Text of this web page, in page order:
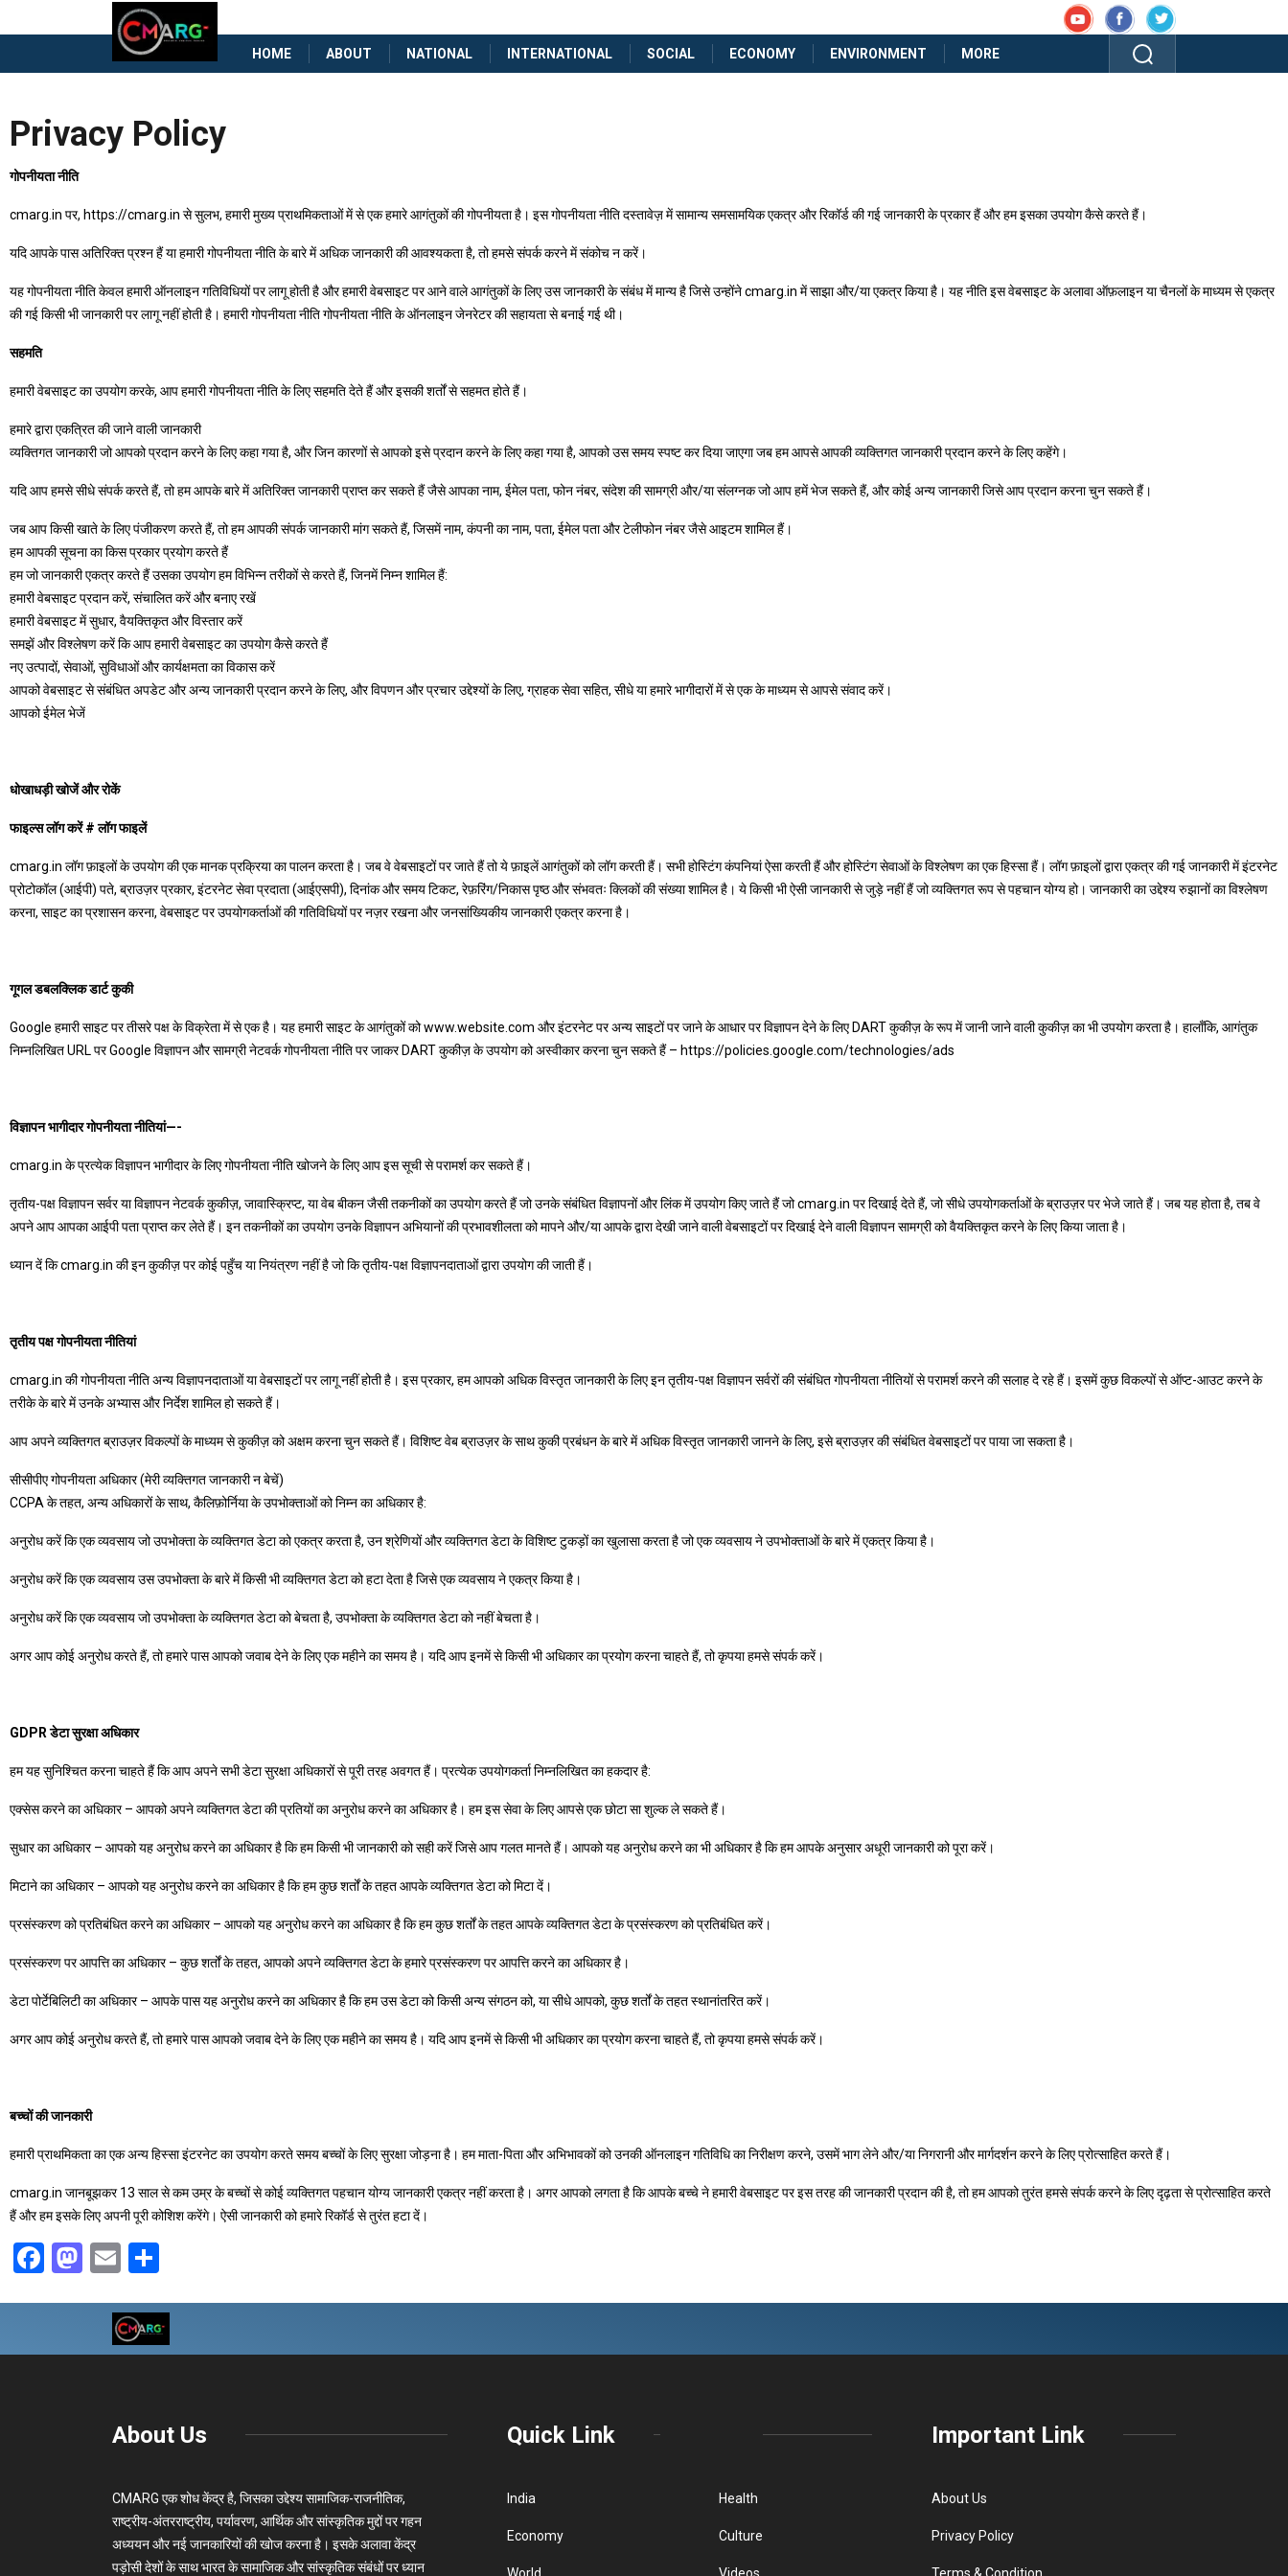
HOME ABOUT NATIONAL INTERNATIONAL SOCIAL ECONOMY ENVIRONMENT MORE
Privacy Policy
गोपनीयता नीति
cmarg.in पर, https://cmarg.in से सुलभ, हमारी मुख्य प्राथमिकताओं में से एक हमारे आगंतुकों की गोपनीयता है। इस गोपनीयता नीति दस्तावेज़ में सामान्य समसामयिक एकत्र और रिकॉर्ड की गई जानकारी के प्रकार हैं और हम इसका उपयोग कैसे करते हैं।
यदि आपके पास अतिरिक्त प्रश्न हैं या हमारी गोपनीयता नीति के बारे में अधिक जानकारी की आवश्यकता है, तो हमसे संपर्क करने में संकोच न करें।
यह गोपनीयता नीति केवल हमारी ऑनलाइन गतिविधियों पर लागू होती है और हमारी वेबसाइट पर आने वाले आगंतुकों के लिए उस जानकारी के संबंध में मान्य है जिसे उन्होंने cmarg.in में साझा और/या एकत्र किया है। यह नीति इस वेबसाइट के अलावा ऑफ़लाइन या चैनलों के माध्यम से एकत्र
की गई किसी भी जानकारी पर लागू नहीं होती है। हमारी गोपनीयता नीति गोपनीयता नीति के ऑनलाइन जेनरेटर की सहायता से बनाई गई थी।
सहमति
हमारी वेबसाइट का उपयोग करके, आप हमारी गोपनीयता नीति के लिए सहमति देते हैं और इसकी शर्तों से सहमत होते हैं।
हमारे द्वारा एकत्रित की जाने वाली जानकारी
व्यक्तिगत जानकारी जो आपको प्रदान करने के लिए कहा गया है, और जिन कारणों से आपको इसे प्रदान करने के लिए कहा गया है, आपको उस समय स्पष्ट कर दिया जाएगा जब हम आपसे आपकी व्यक्तिगत जानकारी प्रदान करने के लिए कहेंगे।
यदि आप हमसे सीधे संपर्क करते हैं, तो हम आपके बारे में अतिरिक्त जानकारी प्राप्त कर सकते हैं जैसे आपका नाम, ईमेल पता, फोन नंबर, संदेश की सामग्री और/या संलग्नक जो आप हमें भेज सकते हैं, और कोई अन्य जानकारी जिसे आप प्रदान करना चुन सकते हैं।
जब आप किसी खाते के लिए पंजीकरण करते हैं, तो हम आपकी संपर्क जानकारी मांग सकते हैं, जिसमें नाम, कंपनी का नाम, पता, ईमेल पता और टेलीफोन नंबर जैसे आइटम शामिल हैं।
हम आपकी सूचना का किस प्रकार प्रयोग करते हैं
हम जो जानकारी एकत्र करते हैं उसका उपयोग हम विभिन्न तरीकों से करते हैं, जिनमें निम्न शामिल हैं:
हमारी वेबसाइट प्रदान करें, संचालित करें और बनाए रखें
हमारी वेबसाइट में सुधार, वैयक्तिकृत और विस्तार करें
समझें और विश्लेषण करें कि आप हमारी वेबसाइट का उपयोग कैसे करते हैं
नए उत्पादों, सेवाओं, सुविधाओं और कार्यक्षमता का विकास करें
आपको वेबसाइट से संबंधित अपडेट और अन्य जानकारी प्रदान करने के लिए, और विपणन और प्रचार उद्देश्यों के लिए, ग्राहक सेवा सहित, सीधे या हमारे भागीदारों में से एक के माध्यम से आपसे संवाद करें।
आपको ईमेल भेजें
धोखाधड़ी खोजें और रोकें
फाइल्स लॉग करें # लॉग फाइलें
cmarg.in लॉग फ़ाइलों के उपयोग की एक मानक प्रक्रिया का पालन करता है। जब वे वेबसाइटों पर जाते हैं तो ये फ़ाइलें आगंतुकों को लॉग करती हैं। सभी होस्टिंग कंपनियां ऐसा करती हैं और होस्टिंग सेवाओं के विश्लेषण का एक हिस्सा हैं। लॉग फ़ाइलों द्वारा एकत्र की गई जानकारी में इंटरनेट
प्रोटोकॉल (आईपी) पते, ब्राउज़र प्रकार, इंटरनेट सेवा प्रदाता (आईएसपी), दिनांक और समय टिकट, रेफ़रिंग/निकास पृष्ठ और संभवतः क्लिकों की संख्या शामिल है। ये किसी भी ऐसी जानकारी से जुड़े नहीं हैं जो व्यक्तिगत रूप से पहचान योग्य हो। जानकारी का उद्देश्य रुझानों का विश्लेषण
करना, साइट का प्रशासन करना, वेबसाइट पर उपयोगकर्ताओं की गतिविधियों पर नज़र रखना और जनसांख्यिकीय जानकारी एकत्र करना है।
गूगल डबलक्लिक डार्ट कुकी
Google हमारी साइट पर तीसरे पक्ष के विक्रेता में से एक है। यह हमारी साइट के आगंतुकों को www.website.com और इंटरनेट पर अन्य साइटों पर जाने के आधार पर विज्ञापन देने के लिए DART कुकीज़ के रूप में जानी जाने वाली कुकीज़ का भी उपयोग करता है। हालाँकि, आगंतुक
निम्नलिखित URL पर Google विज्ञापन और सामग्री नेटवर्क गोपनीयता नीति पर जाकर DART कुकीज़ के उपयोग को अस्वीकार करना चुन सकते हैं – https://policies.google.com/technologies/ads
विज्ञापन भागीदार गोपनीयता नीतियां—-
cmarg.in के प्रत्येक विज्ञापन भागीदार के लिए गोपनीयता नीति खोजने के लिए आप इस सूची से परामर्श कर सकते हैं।
तृतीय-पक्ष विज्ञापन सर्वर या विज्ञापन नेटवर्क कुकीज़, जावास्क्रिप्ट, या वेब बीकन जैसी तकनीकों का उपयोग करते हैं जो उनके संबंधित विज्ञापनों और लिंक में उपयोग किए जाते हैं जो cmarg.in पर दिखाई देते हैं, जो सीधे उपयोगकर्ताओं के ब्राउज़र पर भेजे जाते हैं। जब यह होता है, तब वे
अपने आप आपका आईपी पता प्राप्त कर लेते हैं। इन तकनीकों का उपयोग उनके विज्ञापन अभियानों की प्रभावशीलता को मापने और/या आपके द्वारा देखी जाने वाली वेबसाइटों पर दिखाई देने वाली विज्ञापन सामग्री को वैयक्तिकृत करने के लिए किया जाता है।
ध्यान दें कि cmarg.in की इन कुकीज़ पर कोई पहुँच या नियंत्रण नहीं है जो कि तृतीय-पक्ष विज्ञापनदाताओं द्वारा उपयोग की जाती हैं।
तृतीय पक्ष गोपनीयता नीतियां
cmarg.in की गोपनीयता नीति अन्य विज्ञापनदाताओं या वेबसाइटों पर लागू नहीं होती है। इस प्रकार, हम आपको अधिक विस्तृत जानकारी के लिए इन तृतीय-पक्ष विज्ञापन सर्वरों की संबंधित गोपनीयता नीतियों से परामर्श करने की सलाह दे रहे हैं। इसमें कुछ विकल्पों से ऑप्ट-आउट करने के
तरीके के बारे में उनके अभ्यास और निर्देश शामिल हो सकते हैं।
आप अपने व्यक्तिगत ब्राउज़र विकल्पों के माध्यम से कुकीज़ को अक्षम करना चुन सकते हैं। विशिष्ट वेब ब्राउज़र के साथ कुकी प्रबंधन के बारे में अधिक विस्तृत जानकारी जानने के लिए, इसे ब्राउज़र की संबंधित वेबसाइटों पर पाया जा सकता है।
सीसीपीए गोपनीयता अधिकार (मेरी व्यक्तिगत जानकारी न बेचें)
CCPA के तहत, अन्य अधिकारों के साथ, कैलिफ़ोर्निया के उपभोक्ताओं को निम्न का अधिकार है:
अनुरोध करें कि एक व्यवसाय जो उपभोक्ता के व्यक्तिगत डेटा को एकत्र करता है, उन श्रेणियों और व्यक्तिगत डेटा के विशिष्ट टुकड़ों का खुलासा करता है जो एक व्यवसाय ने उपभोक्ताओं के बारे में एकत्र किया है।
अनुरोध करें कि एक व्यवसाय उस उपभोक्ता के बारे में किसी भी व्यक्तिगत डेटा को हटा देता है जिसे एक व्यवसाय ने एकत्र किया है।
अनुरोध करें कि एक व्यवसाय जो उपभोक्ता के व्यक्तिगत डेटा को बेचता है, उपभोक्ता के व्यक्तिगत डेटा को नहीं बेचता है।
अगर आप कोई अनुरोध करते हैं, तो हमारे पास आपको जवाब देने के लिए एक महीने का समय है। यदि आप इनमें से किसी भी अधिकार का प्रयोग करना चाहते हैं, तो कृपया हमसे संपर्क करें।
GDPR डेटा सुरक्षा अधिकार
हम यह सुनिश्चित करना चाहते हैं कि आप अपने सभी डेटा सुरक्षा अधिकारों से पूरी तरह अवगत हैं। प्रत्येक उपयोगकर्ता निम्नलिखित का हकदार है:
एक्सेस करने का अधिकार – आपको अपने व्यक्तिगत डेटा की प्रतियों का अनुरोध करने का अधिकार है। हम इस सेवा के लिए आपसे एक छोटा सा शुल्क ले सकते हैं।
सुधार का अधिकार – आपको यह अनुरोध करने का अधिकार है कि हम किसी भी जानकारी को सही करें जिसे आप गलत मानते हैं। आपको यह अनुरोध करने का भी अधिकार है कि हम आपके अनुसार अधूरी जानकारी को पूरा करें।
मिटाने का अधिकार – आपको यह अनुरोध करने का अधिकार है कि हम कुछ शर्तों के तहत आपके व्यक्तिगत डेटा को मिटा दें।
प्रसंस्करण को प्रतिबंधित करने का अधिकार – आपको यह अनुरोध करने का अधिकार है कि हम कुछ शर्तों के तहत आपके व्यक्तिगत डेटा के प्रसंस्करण को प्रतिबंधित करें।
प्रसंस्करण पर आपत्ति का अधिकार – कुछ शर्तों के तहत, आपको अपने व्यक्तिगत डेटा के हमारे प्रसंस्करण पर आपत्ति करने का अधिकार है।
डेटा पोर्टेबिलिटी का अधिकार – आपके पास यह अनुरोध करने का अधिकार है कि हम उस डेटा को किसी अन्य संगठन को, या सीधे आपको, कुछ शर्तों के तहत स्थानांतरित करें।
अगर आप कोई अनुरोध करते हैं, तो हमारे पास आपको जवाब देने के लिए एक महीने का समय है। यदि आप इनमें से किसी भी अधिकार का प्रयोग करना चाहते हैं, तो कृपया हमसे संपर्क करें।
बच्चों की जानकारी
हमारी प्राथमिकता का एक अन्य हिस्सा इंटरनेट का उपयोग करते समय बच्चों के लिए सुरक्षा जोड़ना है। हम माता-पिता और अभिभावकों को उनकी ऑनलाइन गतिविधि का निरीक्षण करने, उसमें भाग लेने और/या निगरानी और मार्गदर्शन करने के लिए प्रोत्साहित करते हैं।
cmarg.in जानबूझकर 13 साल से कम उम्र के बच्चों से कोई व्यक्तिगत पहचान योग्य जानकारी एकत्र नहीं करता है। अगर आपको लगता है कि आपके बच्चे ने हमारी वेबसाइट पर इस तरह की जानकारी प्रदान की है, तो हम आपको तुरंत हमसे संपर्क करने के लिए दृढ़ता से प्रोत्साहित करते
हैं और हम इसके लिए अपनी पूरी कोशिश करेंगे। ऐसी जानकारी को हमारे रिकॉर्ड से तुरंत हटा दें।
Facebook
Mastodon
Email
About Us
CMARG एक शोध केंद्र है, जिसका उद्देश्य सामाजिक-राजनीतिक,
राष्ट्रीय-अंतरराष्ट्रीय, पर्यावरण, आर्थिक और सांस्कृतिक मुद्दों पर गहन
अध्ययन और नई जानकारियों की खोज करना है। इसके अलावा केंद्र
पड़ोसी देशों के साथ भारत के सामाजिक और सांस्कृतिक संबंधों पर ध्यान
Quick Link
India
Economy
World
Health
Culture
Videos
Important Link
About Us
Privacy Policy
Terms & Condition